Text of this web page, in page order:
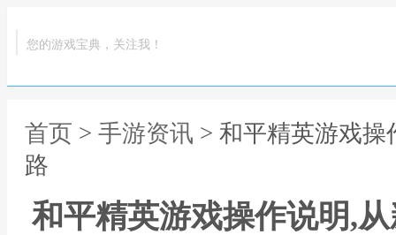
您的游戏宝典，关注我！
首页 > 手游资讯 > 和平精英游戏
路
和平精英游戏操作说明,